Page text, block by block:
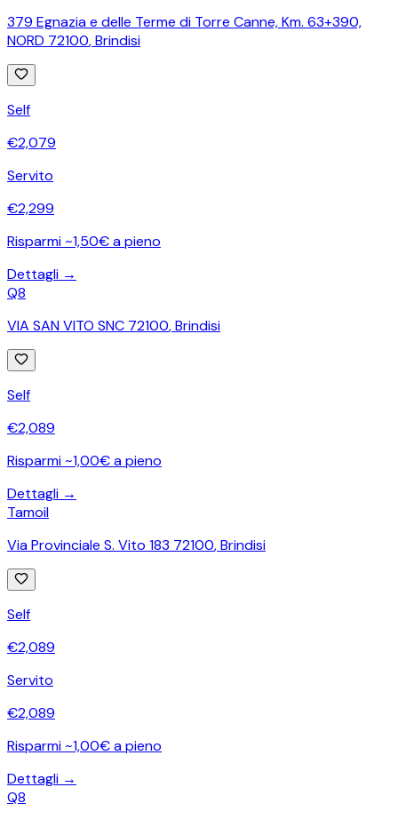
379 Egnazia e delle Terme di Torre Canne, Km. 63+390,
NORD 72100,Brindisi
Self
€2,079
Servito
€2,299
Risparmi ~1,50€ a pieno
Dettagli →
Q8
VIA SAN VITO SNC 72100,Brindisi
Self
€2,089
Risparmi ~1,00€ a pieno
Dettagli →
Tamoil
Via Provinciale S. Vito 183 72100,Brindisi
Self
€2,089
Servito
€2,089
Risparmi ~1,00€ a pieno
Dettagli →
Q8